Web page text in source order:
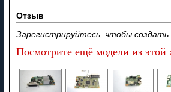
Отзыв
Зарегистрируйтесь, чтобы создать
Посмотрите ещё модели из этой